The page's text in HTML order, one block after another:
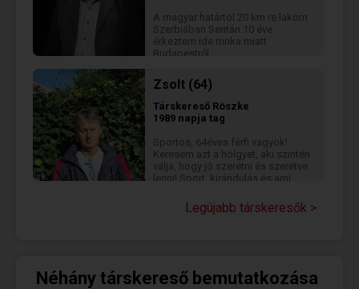
A magyar határtól 20 km re lakom
Szerbiában Sentán.10 éve
érkeztem ide mnka miatt
Budapestről.
Zsolt (64)
Társkereső Röszke
1989 napja tag
Sportos, 64éves férfi vagyok!
Keresem azt a hölgyet, aki szintén
valja, hogy jó szeretni és szeretve
lenni! Sport, kirándulás és ami
megbecsüli a párját! Ami
kölcsönösségen alapul! Remélem
Legújabb társkeresők >
Néhány társkereső bemutatkozása